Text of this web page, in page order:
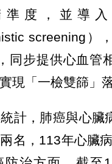
準度，並導
screening）
同步提供心血管
現「一檢雙篩」
計，肺癌與心臟
名，113年心臟